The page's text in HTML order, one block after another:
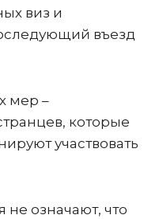
виз и
въезд
мер –
которые
участвовать
означают, что